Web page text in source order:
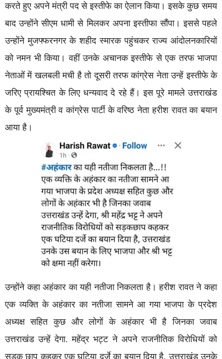
करते हुए अपने मंत्री पद से इस्तीफे का ऐलान किया। इसके कुछ समय
बाद उन्होंने सीएम धामी से मिलकर अपना इस्तीफा सौंपा। इससे पहले
उन्होंने मुजफ्फरनगर के शहीद स्मारक पहुंचकर राज्य आंदोलनकारियों
को नमन भी किया। वहीं उनके अचानक इस्तीफे से एक तरफ भाजपा
नेताओं में खलबली मची है तो दूसरी तरफ कांग्रेस नेता उन्हें इस्तीफे के
जरिए प्रायश्चित के लिए धन्यवाद दे रहे हैं। इस पूरे मामले उत्तराखंड
के पूर्व मुख्यमंत्री व कांग्रेस पार्टी के वरिष्ठ नेता हरीश रावत का बयान
आया है।
उन्होंने कहा अहंकार का यही नतीजा निकलता है। हरीश रावत ने कहा
एक व्यक्ति के अहंकार का नतीजा सामने आ गया भाजपा के प्रदेश
अध्यक्ष सहित कुछ और लोगों के अहंकार भी है जिनका जवाब
उत्तराखंड उन्हें देगा. महेंद्र भट्ट ने अपने राजनीतिक विरोधियों को
सड़क छाप कहकर एक घटिया दर्जे का बयान दिया है, उत्तराखंड उनके